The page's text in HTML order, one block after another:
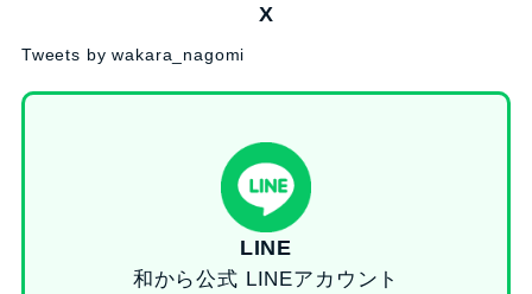
X
Tweets by wakara_nagomi
LINE
和から公式 LINEアカウント